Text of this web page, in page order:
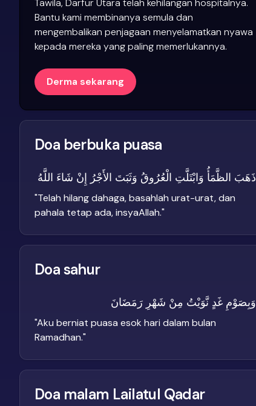
Tawila, Darfur Utara telah kehilangan hospitalnya.
Bantu kami membinanya semula dan
mengembalikan penjagaan menyelamatkan nyawa
kepada mereka yang paling memerlukannya.
Derma sekarang
Doa berbuka puasa
ذَهَبَ الظَّمَأُ وَابْتَلَّتِ الْعُرُوقُ وَثَبَتَ الأَجْرُ إِنْ شَاءَ اللَّهُ
"Telah hilang dahaga, basahlah urat-urat, dan
pahala tetap ada, insyaAllah."
Doa sahur
وَبِصَوْمِ غَدٍ نَّوَيْتُ مِنْ شَهْرِ رَمَضَانَ
"Aku berniat puasa esok hari dalam bulan
Ramadhan."
Doa malam Lailatul Qadar